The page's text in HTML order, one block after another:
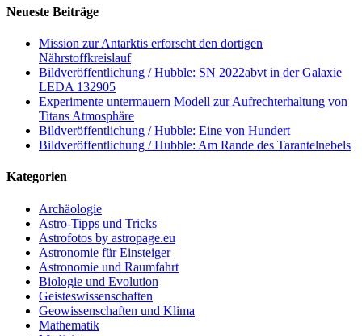
Neueste Beiträge
Mission zur Antarktis erforscht den dortigen
Nährstoffkreislauf
Bildveröffentlichung / Hubble: SN 2022abvt in der Galaxie
LEDA 132905
Experimente untermauern Modell zur Aufrechterhaltung von
Titans Atmosphäre
Bildveröffentlichung / Hubble: Eine von Hundert
Bildveröffentlichung / Hubble: Am Rande des Tarantelnebels
Kategorien
Archäologie
Astro-Tipps und Tricks
Astrofotos by astropage.eu
Astronomie für Einsteiger
Astronomie und Raumfahrt
Biologie und Evolution
Geisteswissenschaften
Geowissenschaften und Klima
Mathematik